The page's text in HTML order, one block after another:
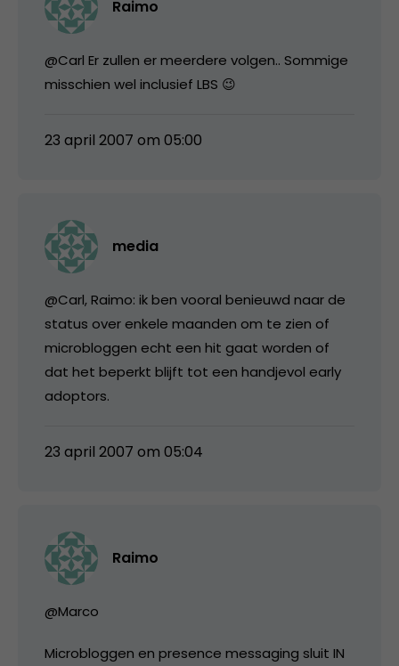
Raimo
@Carl Er zullen er meerdere volgen.. Sommige
misschien wel inclusief LBS 😉
23 april 2007 om 05:00
media
@Carl, Raimo: ik ben vooral benieuwd naar de
status over enkele maanden om te zien of
microbloggen echt een hit gaat worden of
dat het beperkt blijft tot een handjevol early
adoptors.
23 april 2007 om 05:04
Raimo
@Marco
Microbloggen en presence messaging sluit IN